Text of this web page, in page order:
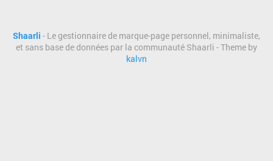
Shaarli - Le gestionnaire de marque-page personnel, minimaliste,
et sans base de données par la communauté Shaarli - Theme by
kalvn